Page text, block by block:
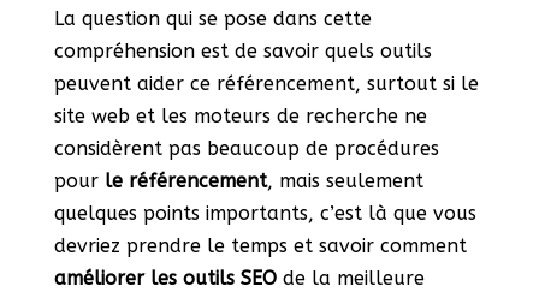
La question qui se pose dans cette
compréhension est de savoir quels outils
peuvent aider ce référencement, surtout si le
site web et les moteurs de recherche ne
considèrent pas beaucoup de procédures
pour le référencement, mais seulement
quelques points importants, c’est là que vous
devriez prendre le temps et savoir comment
améliorer les outils SEOde la meilleure